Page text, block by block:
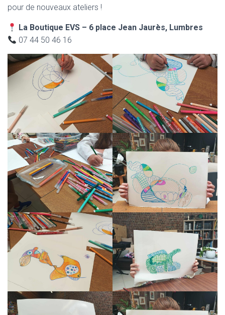
pour de nouveaux ateliers !
La Boutique EVS – 6 place Jean Jaurès, Lumbres
07 44 50 46 16